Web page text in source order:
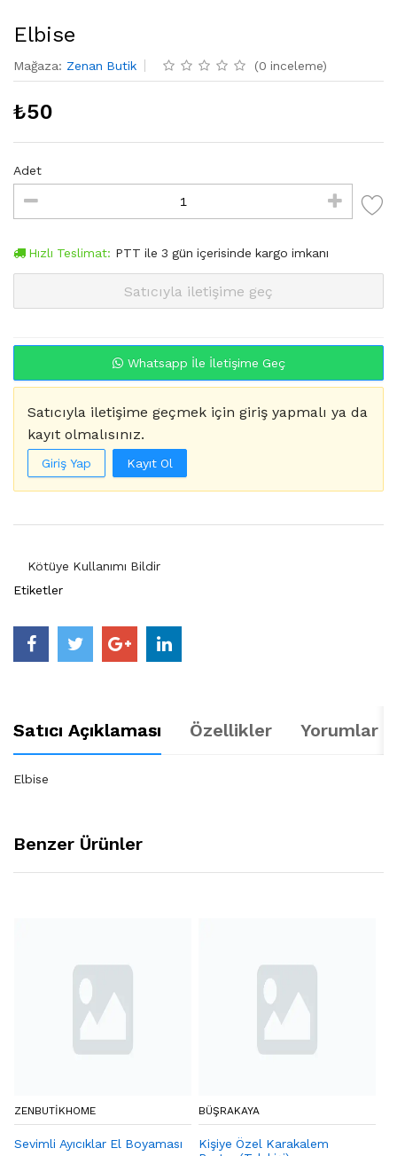
Elbise
Mağaza: Zenan Butik (0 inceleme)
₺50
Adet
Hızlı Teslimat: PTT ile 3 gün içerisinde kargo imkanı
Satıcıyla iletişime geç
Whatsapp İle İletişime Geç
Satıcıyla iletişime geçmek için giriş yapmalı ya da
kayıt olmalısınız.
Giriş Yap Kayıt Ol
Kötüye Kullanımı Bildir
Etiketler
Satıcı Açıklaması Özellikler Yorumlar
Elbise
Benzer Ürünler
ZENBUTIKHOME
Sevimli Ayıcıklar El Boyaması
BÜŞRAKAYA
Kişiye Özel Karakalem